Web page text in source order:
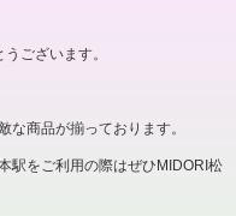
ございます。
な商品が揃っております。
駅をご利用の際はぜひMIDORI松